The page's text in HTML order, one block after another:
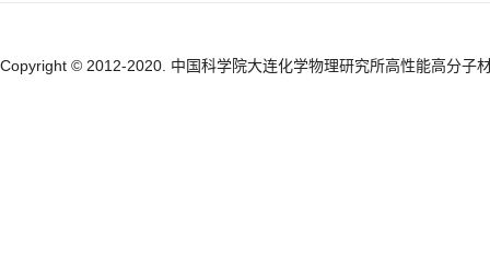
Copyright © 2012-2020. 中国科学院大连化学物理研究所高性能高分子